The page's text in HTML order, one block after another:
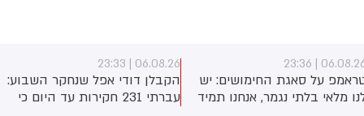
06.08.26 |
על סאגת החימושים: יש
מלאי בלתי נגמר, אנחנו תמיד
06.08.26 | 23:33
הקבלן דודי אפל שנחקר השבוע:
עברתי 231 חקירות עד היום כי